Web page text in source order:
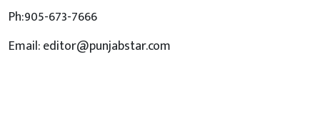
Ph:905-673-7666
Email: editor@punjabstar.com